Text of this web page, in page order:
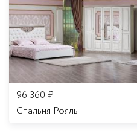
96 360 ₽
Спальня Рояль